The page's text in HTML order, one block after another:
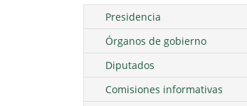
Presidencia
Órganos de gobierno
Diputados
Comisiones informativas